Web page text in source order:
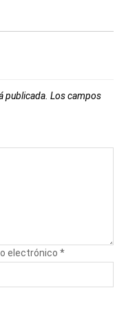
publicada. Los campos
electrónico*